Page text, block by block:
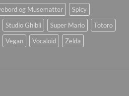
og Musematter
Spicy
Studio Ghibli Super Mario
Totoro
Vegan Vocaloid Zelda